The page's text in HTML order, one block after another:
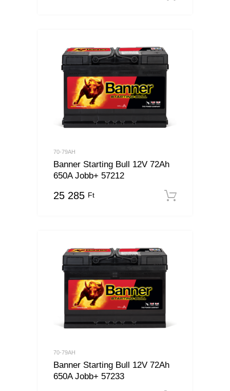
70-79AH
Banner Starting Bull 12V 72Ah
650A Jobb+ 57212
25 285 Ft
70-79AH
Banner Starting Bull 12V 72Ah
650A Jobb+ 57233